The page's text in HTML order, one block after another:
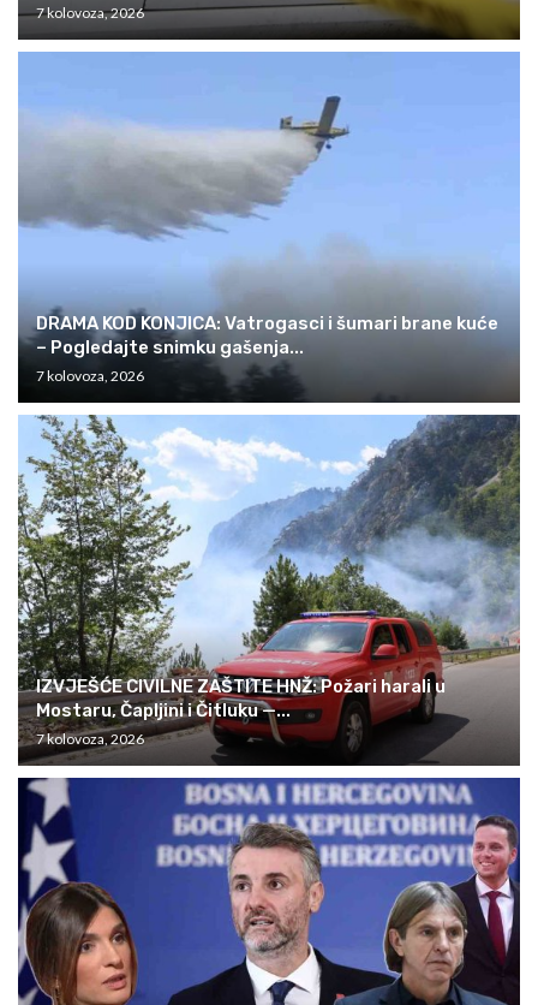
7 kolovoza, 2026
DRAMA KOD KONJICA: Vatrogasci i šumari brane kuće
– Pogledajte snimku gašenja...
7 kolovoza, 2026
IZVJEŠĆE CIVILNE ZAŠTITE HNŽ: Požari harali u
Mostaru, Čapljini i Čitluku —...
7 kolovoza, 2026